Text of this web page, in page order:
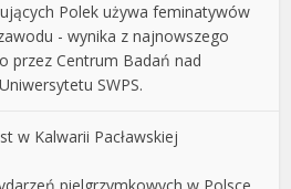
Polek używa feminatywów
- wynika z najnowszego
przez Centrum Badań nad
SWPS.
w Kalwarii Pacławskiej